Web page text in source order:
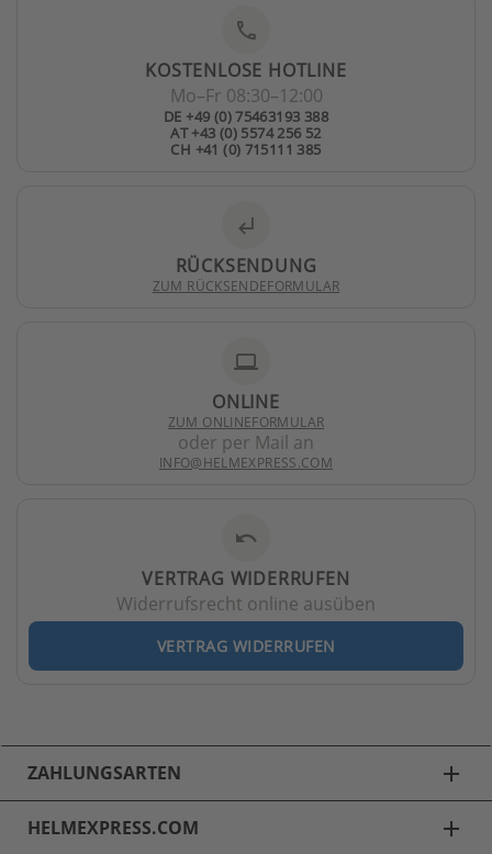
phone
KOSTENLOSE HOTLINE
Mo–Fr 08:30–12:00
DE +49 (0) 75463193 388
AT +43 (0) 5574 256 52
CH +41 (0) 715111 385
subdirectory_arrow_left
RÜCKSENDUNG
ZUM RÜCKSENDEFORMULAR
laptop
ONLINE
ZUM ONLINEFORMULAR
oder per Mail an
INFO@HELMEXPRESS.COM
undo
VERTRAG WIDERRUFEN
Widerrufsrecht online ausüben
VERTRAG WIDERRUFEN
ZAHLUNGSARTEN add
HELMEXPRESS.COM add